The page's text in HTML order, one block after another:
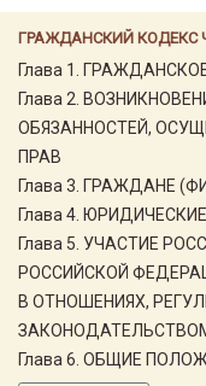
ГРАЖДАНСКИЙ КОДЕКС
Глава 1.
Глава 2.
ОБЯЗАННОСТЕЙ,
ПРАВ
Глава 3. ГРАЖДАНЕ
Глава 4.
Глава 5. УЧАСТИЕ
РОССИЙСКОЙ
В ОТНОШЕНИЯХ,
Глава 6. ОБЩИЕ